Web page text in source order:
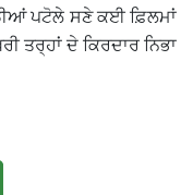
ਪਟੋਲੇ ਸਣੇ ਕਈ ਫ਼ਿਲਮਾਂ
ਤਰ੍ਹਾਂ ਦੇ ਕਿਰਦਾਰ ਨਿਭਾ